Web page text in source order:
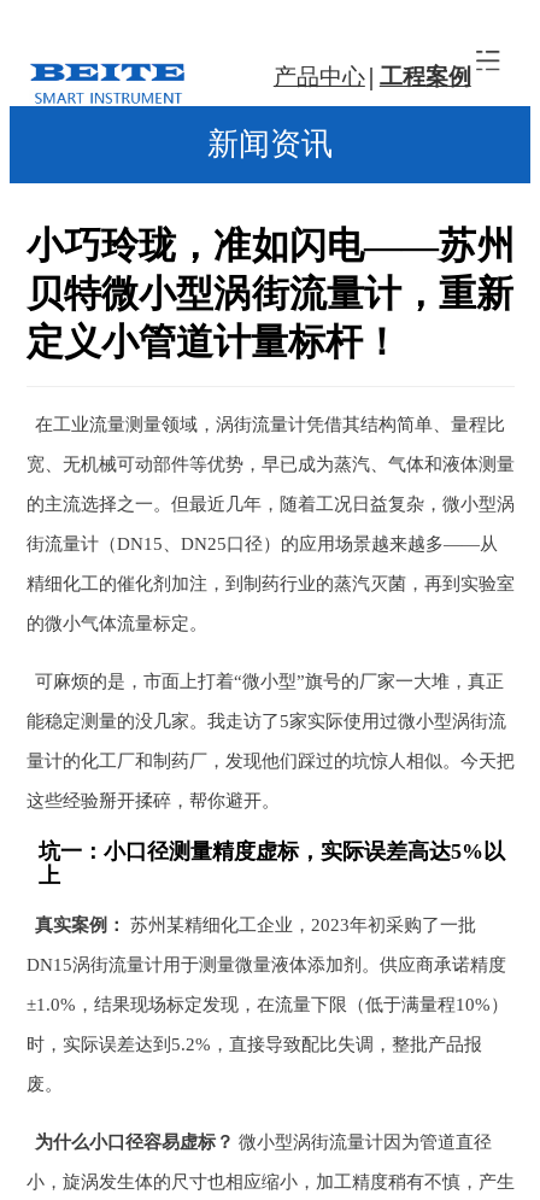
产品中心 工程案例
新闻资讯
小巧玲珑，准如闪电——苏州
贝特微小型涡街流量计，重新
定义小管道计量标杆！
在工业流量测量领域，涡街流量计凭借其结构简单、量程比
宽、无机械可动部件等优势，早已成为蒸汽、气体和液体测量
的主流选择之一。但最近几年，随着工况日益复杂，微小型涡
街流量计（DN15、DN25口径）的应用场景越来越多——从
精细化工的催化剂加注，到制药行业的蒸汽灭菌，再到实验室
的微小气体流量标定。
可麻烦的是，市面上打着“微小型”旗号的厂家一大堆，真正
能稳定测量的没几家。我走访了5家实际使用过微小型涡街流
量计的化工厂和制药厂，发现他们踩过的坑惊人相似。今天把
这些经验掰开揉碎，帮你避开。
坑一：小口径测量精度虚标，实际误差高达5%以
上
真实案例： 苏州某精细化工企业，2023年初采购了一批
DN15涡街流量计用于测量微量液体添加剂。供应商承诺精度
±1.0%，结果现场标定发现，在流量下限（低于满量程10%）
时，实际误差达到5.2%，直接导致配比失调，整批产品报
废。
为什么小口径容易虚标？ 微小型涡街流量计因为管道直径
小，旋涡发生体的尺寸也相应缩小，加工精度稍有不慎，产生